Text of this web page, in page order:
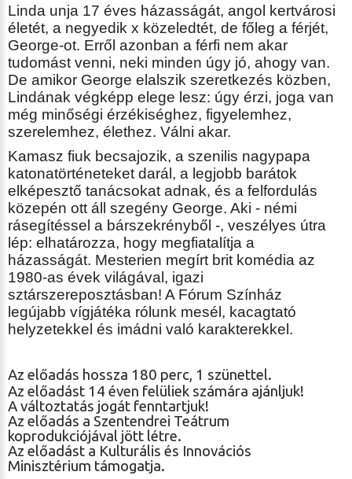
Linda unja 17 éves házasságát, angol kertvárosi
életét, a negyedik x közeledtét, de főleg a férjét,
George-ot. Erről azonban a férfi nem akar
tudomást venni, neki minden úgy jó, ahogy van.
De amikor George elalszik szeretkezés közben,
Lindának végképp elege lesz: úgy érzi, joga van
még minőségi érzékiséghez, figyelemhez,
szerelemhez, élethez. Válni akar.
Kamasz fiuk becsajozik, a szenilis nagypapa
katonatörténeteket darál, a legjobb barátok
elképesztő tanácsokat adnak, és a felfordulás
közepén ott áll szegény George. Aki - némi
rásegítéssel a bárszekrényből -, veszélyes útra
lép: elhatározza, hogy megfiatalítja a
házasságát. Mesterien megírt brit komédia az
1980-as évek világával, igazi
sztárszereposztásban! A Fórum Színház
legújabb vígjátéka rólunk mesél, kacagtató
helyzetekkel és imádni való karakterekkel.
Az előadás hossza 180 perc, 1 szünettel.
Az előadást 14 éven felüliek számára ajánljuk!
A változtatás jogát fenntartjuk!
Az előadás a Szentendrei Teátrum
koprodukciójával jött létre.
Az előadást a Kulturális és Innovációs
Minisztérium támogatja.